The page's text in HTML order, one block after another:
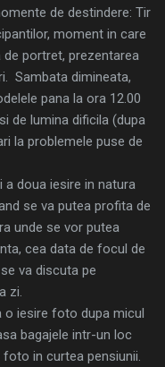
de destindere: Tir
moment in care
portret, prezentarea
Sambata dimineata,
pana la ora 12.00
de lumina dificila (dupa
la problemele puse de
a doua iesire in natura
se va putea profita de
unde se vor putea
cea data de focul de
va discuta pe
zi.
o iesire foto dupa micul
bagajele intr-un loc
in curtea pensiunii.